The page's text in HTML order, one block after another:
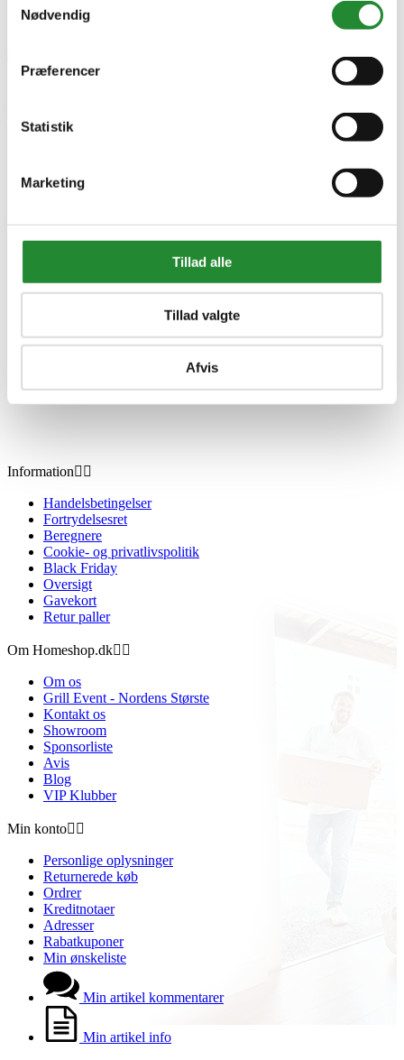
Nødvendig
Præferencer
Statistik
Marketing
Tillad alle
Tillad valgte
Afvis
Broil King Pizzasten til
Imperial™ & Regal™ – 51 x 43
cm
DKK 639,95Inkl. moms
Information 
Handelsbetingelser
Fortrydelsesret
Beregnere
Cookie- og privatlivspolitik
Black Friday
Oversigt
Gavekort
Retur paller
Om Homeshop.dk 
Om os
Grill Event - Nordens Største
Kontakt os
Showroom
Sponsorliste
Avis
Blog
VIP Klubber
Min konto 
Personlige oplysninger
Returnerede køb
Ordrer
Kreditnotaer
Adresser
Rabatkuponer
Min ønskeliste
Min artikel kommentarer
Min artikel info